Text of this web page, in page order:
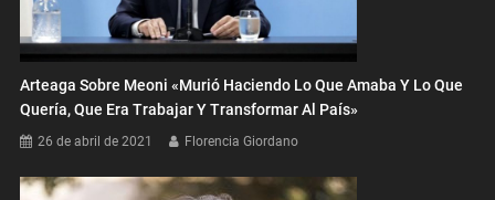
Arteaga Sobre Meoni «Murió Haciendo Lo Que Amaba Y Lo Que
Quería, Que Era Trabajar Y Transformar Al País»
26 de abril de 2021 Florencia Giordano